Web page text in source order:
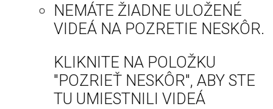
NEMÁTE ŽIADNE ULOŽENÉ
VIDEÁ NA POZRETIE NESKÔR.
KLIKNITE NA POLOŽKU
"POZRIEŤ NESKÔR", ABY STE
TU UMIESTNILI VIDEÁ